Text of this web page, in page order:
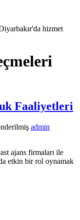
hizmet
Faaliyetleri
admin
ajans firmaları ile
etkin bir rol oynamak